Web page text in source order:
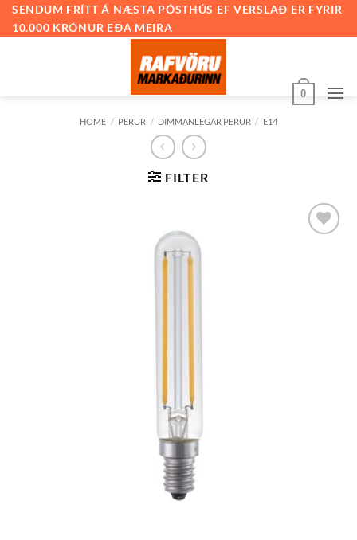
SkipSENDUM FRÍTT Á NÆSTA PÓSTHÚS EF VERSLAÐ ER FYRIR
10.000 KRÓNUR EÐA MEIRA
0
HOME / PERUR / DIMMANLEGAR PERUR / E14
FILTER